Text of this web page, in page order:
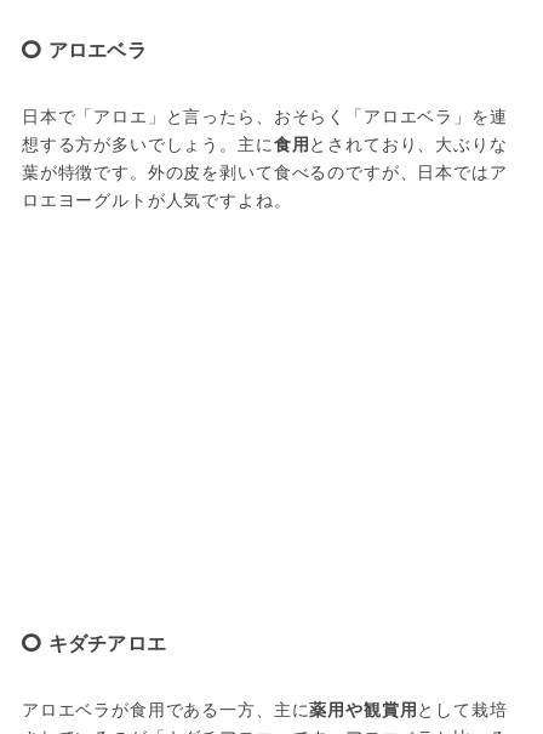
アロエベラ
日本で「アロエ」と言ったら、おそらく「アロエベラ」を連
想する方が多いでしょう。主に食用とされており、大ぶりな
葉が特徴です。外の皮を剥いて食べるのですが、日本ではア
ロエヨーグルトが人気ですよね。
キダチアロエ
アロエベラが食用である一方、主に薬用や観賞用として栽培